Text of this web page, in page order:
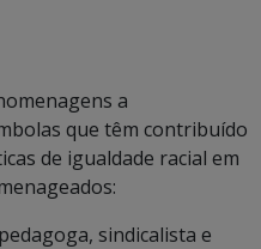
a
que têm contribuído
de igualdade racial em
sindicalista e